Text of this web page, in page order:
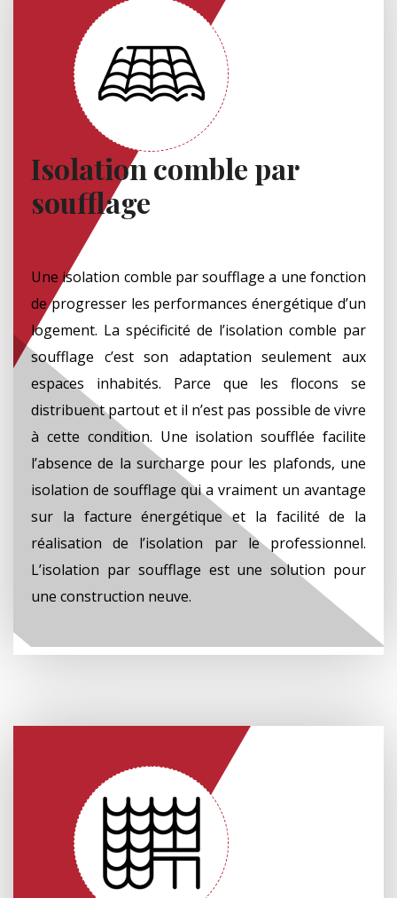
Isolation comble par
soufflage
Une isolation comble par soufflage a une fonction
de progresser les performances énergétique d’un
logement. La spécificité de l’isolation comble par
soufflage c’est son adaptation seulement aux
espaces inhabités. Parce que les flocons se
distribuent partout et il n’est pas possible de vivre
à cette condition. Une isolation soufflée facilite
l’absence de la surcharge pour les plafonds, une
isolation de soufflage qui a vraiment un avantage
sur la facture énergétique et la facilité de la
réalisation de l’isolation par le professionnel.
L’isolation par soufflage est une solution pour
une construction neuve.